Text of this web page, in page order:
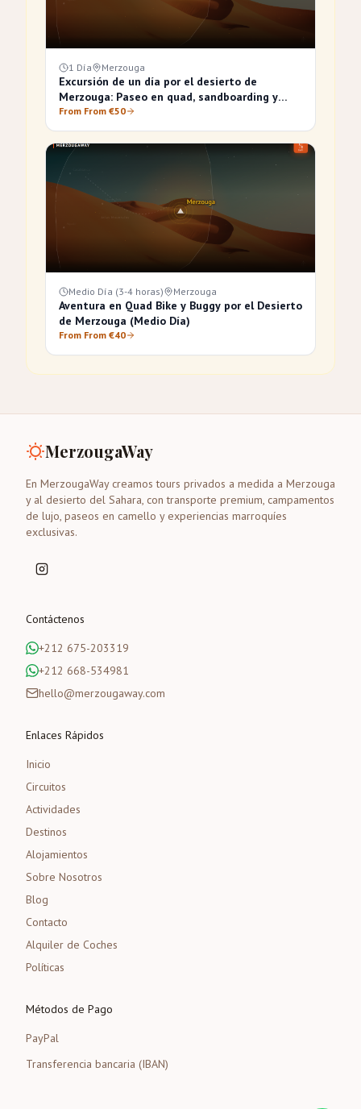
1 Día Merzouga
Excursión de un día por el desierto de
Merzouga: Paseo en quad, sandboarding y
paseo en camello
From From €50
Medio Día (3-4 horas) Merzouga
Aventura en Quad Bike y Buggy por el Desierto
de Merzouga (Medio Día)
From From €40
MerzougaWay
En MerzougaWay creamos tours privados a medida a Merzouga
y al desierto del Sahara, con transporte premium, campamentos
de lujo, paseos en camello y experiencias marroquíes
exclusivas.
Contáctenos
+212 675-203319
+212 668-534981
hello@merzougaway.com
Enlaces Rápidos
Inicio
Circuitos
Actividades
Destinos
Alojamientos
Sobre Nosotros
Blog
Contacto
Alquiler de Coches
Políticas
Métodos de Pago
PayPal
Transferencia bancaria (IBAN)